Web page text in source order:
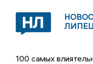
100 самых